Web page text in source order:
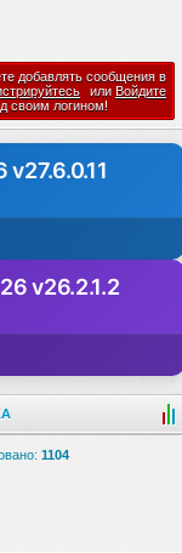
добавлять сообщения в
или Войдите
своим логином!
v26.2.1.2
1104